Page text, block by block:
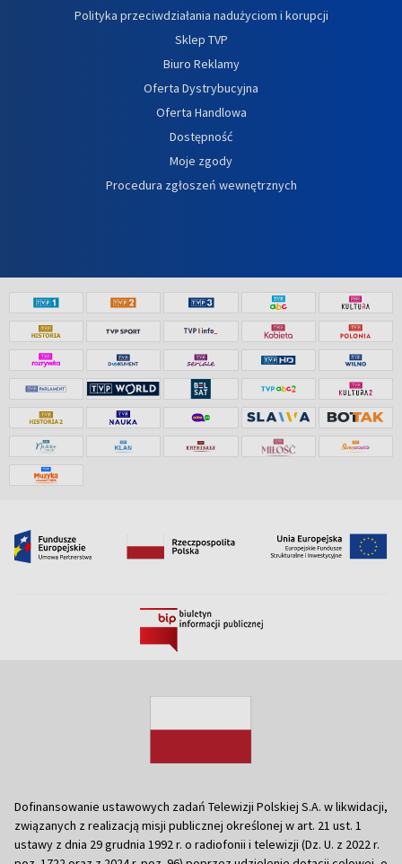
Polityka przeciwdziałania nadużyciom i korupcji
Sklep TVP
Biuro Reklamy
Oferta Dystrybucyjna
Oferta Handlowa
Dostępność
Moje zgody
Procedura zgłoszeń wewnętrznych
Dofinansowanie ustawowych zadań Telewizji Polskiej S.A. w likwidacji,
związanych z realizacją misji publicznej określonej w art. 21 ust. 1
ustawy z dnia 29 grudnia 1992 r. o radiofonii i telewizji (Dz. U. z 2022 r.